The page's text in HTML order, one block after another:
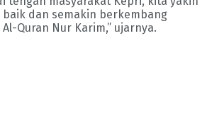
baik dan semakin berkembang
Quran Nur Karim,” ujarnya.